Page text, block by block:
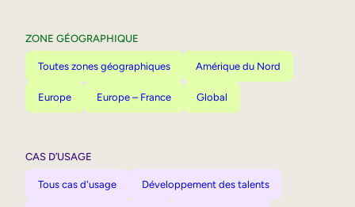
ZONE GÉOGRAPHIQUE
Toutes zones géographiques Amérique du Nord
Europe Europe – France Global
CAS D’USAGE
Tous cas d'usage Développement des talents